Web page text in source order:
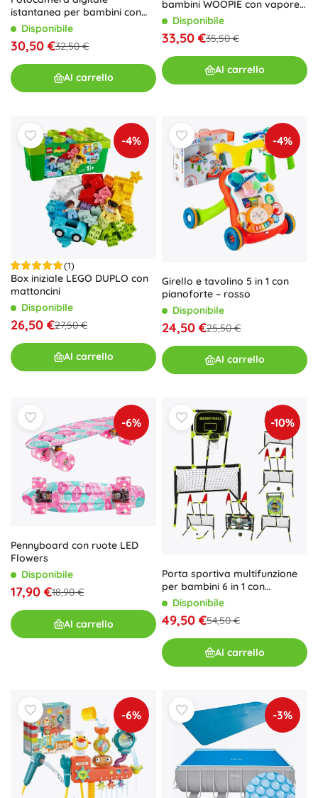
istantanea per bambini con
zoom 16×, verde, con set di
accessori
Disponibile
30,50 €32,50 €
Al carrello
bambini WOOPIE con vapore
e LED, set XL 41 pezzi
Disponibile
33,50 €35,50 €
Al carrello
-4%
(1)
Box iniziale LEGO DUPLO con
mattoncini
Disponibile
26,50 €27,50 €
Al carrello
-4%
Girello e tavolino 5 in 1 con
pianoforte – rosso
Disponibile
24,50 €25,50 €
Al carrello
-6%
Pennyboard con ruote LED
Flowers
Disponibile
17,90 €18,90 €
Al carrello
-10%
Porta sportiva multifunzione
per bambini 6 in 1 con
canestro, hockey e bersaglio
Disponibile
49,50 €54,50 €
Al carrello
-6% -3%